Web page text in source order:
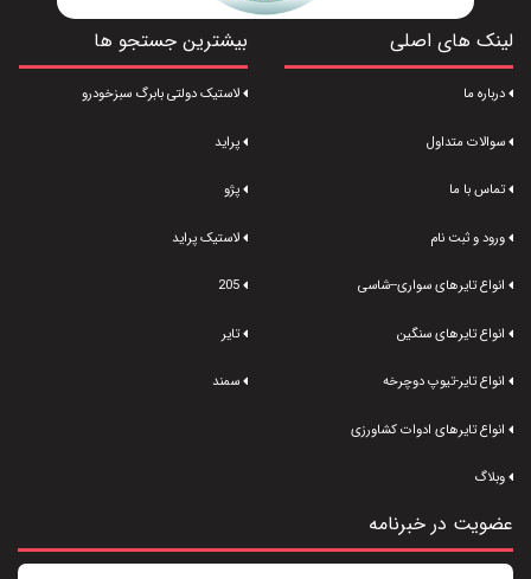
لینک های اصلی
درباره ما
سوالات متداول
تماس با ما
ورود و ثبت نام
انواع تایرهای سواری--شاسی
انواع تایرهای سنگین
انواع تایر-تیوپ دوچرخه
انواع تایرهای ادوات کشاورزی
وبلاگ
بیشترین جستجو ها
لاستیک دولتی بابرگ سبزخودرو
پراید
پژو
لاستیک پراید
205
تایر
سمند
عضویت در خبرنامه